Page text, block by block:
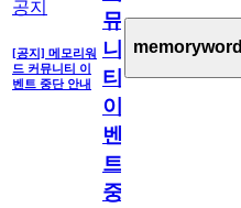
공지
[공지] 메모리워
드 커뮤니티 이
벤트 중단 안내
뮤
니
티
이
벤
트
중
memoryword